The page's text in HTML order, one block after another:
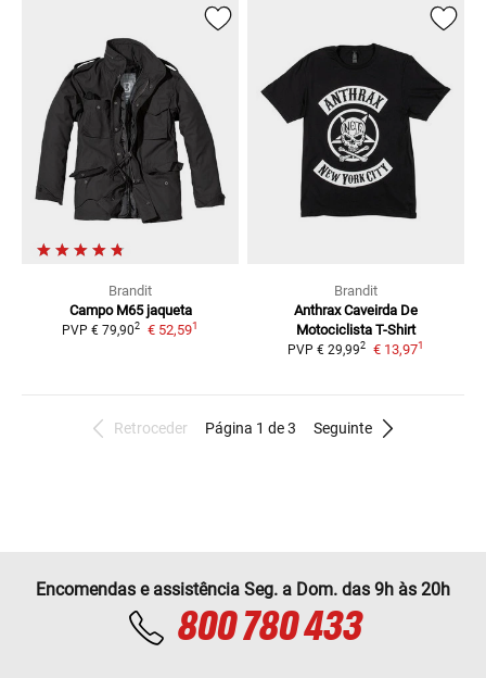
Brandit
Campo M65 jaqueta
PVP € 79,902 € 52,591
Brandit
Anthrax Caveirda De
Motociclista T-Shirt
PVP € 29,992 € 13,971
Retroceder Página 1 de 3 Seguinte
Encomendas e assistência Seg. a Dom. das 9h às 20h
800 780 433